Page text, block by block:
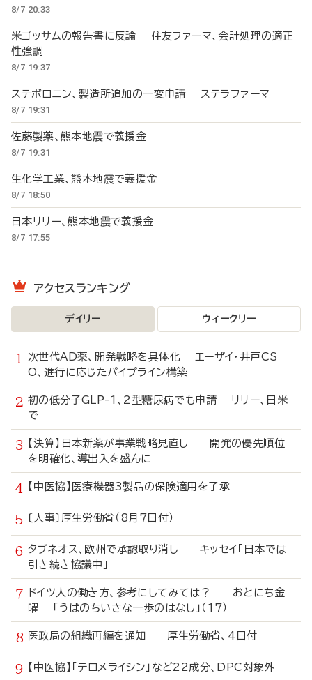
8/7 20:33
米ゴッサムの報告書に反論 住友ファーマ、会計処理の適正
性強調
8/7 19:37
ステボロニン、製造所追加の一変申請 ステラファーマ
8/7 19:31
佐藤製薬、熊本地震で義援金
8/7 19:31
生化学工業、熊本地震で義援金
8/7 18:50
日本リリー、熊本地震で義援金
8/7 17:55
アクセスランキング
デイリー ウィークリー
次世代AD薬、開発戦略を具体化 エーザイ・井戸CS
O、進行に応じたパイプライン構築
初の低分子GLP-1、2型糖尿病でも申請 リリー、日米
で
【決算】日本新薬が事業戦略見直し 開発の優先順位
を明確化、導出入を盛んに
【中医協】医療機器3製品の保険適用を了承
〔人事〕厚生労働省（8月7日付）
タブネオス、欧州で承認取り消し キッセイ「日本では
引き続き協議中」
ドイツ人の働き方、参考にしてみては？ おとにち金
曜 「うぱのちいさな一歩のはなし」（17）
医政局の組織再編を通知 厚生労働省、4日付
【中医協】「テロメライシン」など22成分、DPC対象外